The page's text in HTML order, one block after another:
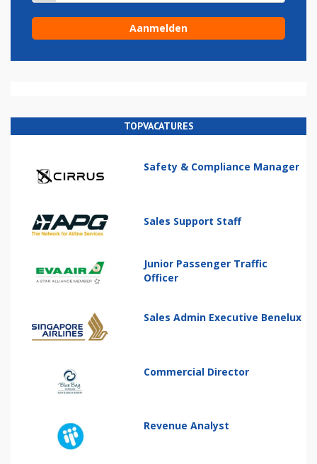
TOPVACATURES
Safety & Compliance Manager
Sales Support Staff
Junior Passenger Traffic
Officer
Sales Admin Executive Benelux
Commercial Director
Revenue Analyst